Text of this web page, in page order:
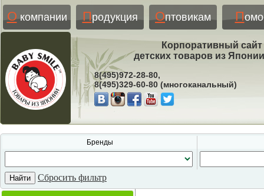
Окомпании Продукция Оптовикам П
Корпоративный
детских товаров из
8(495)972-28-80,
8(495)329-60-80 (многоканальный)
Бренды
Сбросить фильтр